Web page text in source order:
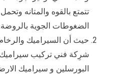
تتمتع بالقوه والمتانه
الضغوطات الجوية بالروضة.
حيث أن السيراميك
شرِكة فني تركيب
البورسلين و سيراميك